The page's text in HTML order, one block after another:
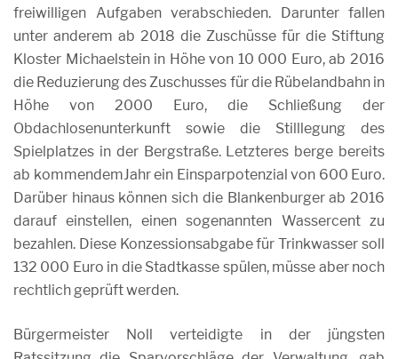
freiwilligen Aufgaben verabschieden. Darunter fallen
unter anderem ab 2018 die Zuschüsse für die Stiftung
Kloster Michaelstein in Höhe von 10 000 Euro, ab 2016
die Reduzierung des Zuschusses für die Rübelandbahn in
Höhe von 2000 Euro, die Schließung der
Obdachlosenunterkunft sowie die Stilllegung des
Spielplatzes in der Bergstraße. Letzteres berge bereits
ab kommendemJahr ein Einsparpotenzial von 600 Euro.
Darüber hinaus können sich die Blankenburger ab 2016
darauf einstellen, einen sogenannten Wassercent zu
bezahlen. Diese Konzessionsabgabe für Trinkwasser soll
132 000 Euro in die Stadtkasse spülen, müsse aber noch
rechtlich geprüft werden.
Bürgermeister Noll verteidigte in der jüngsten